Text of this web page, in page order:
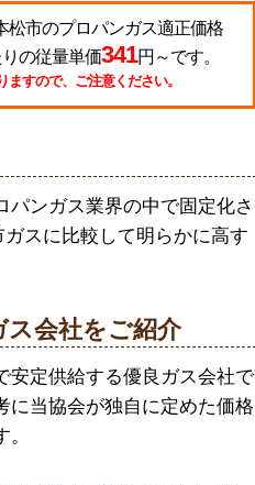
松市のプロパンガス適正価格
の従量単価341円～です。
すので、ご注意ください。
ンガス業界の中で固定化さ
スに比較して明らかに高す
ス会社をご紹介
安定供給する優良ガス会社で
に当協会が独自に定めた価格